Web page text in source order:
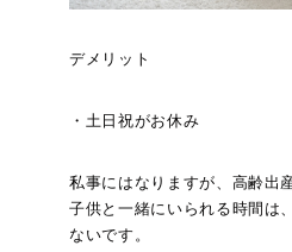
デメリット
・土日祝がお休み
私事にはなりますが、高齢出
子供と一緒にいられる時間は
ないです。